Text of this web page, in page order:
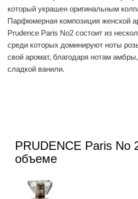
который украшен оригинальным
Парфюмерная композиция женской
Prudence Paris No2 состоит из
среди которых доминируют ноты
свой аромат, благодаря нотам
сладкой ванили.
PRUDENCE Paris No
объеме